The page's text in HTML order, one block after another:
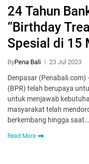
24 Tahun
“Birthday
Spesial di 15
ByPena Bali 23 Jul 2023
Denpasar (Penabali.com)
(BPR) telah berupaya
untuk menjawab
masyarakat telah
berkembang hingga saat…
Read More